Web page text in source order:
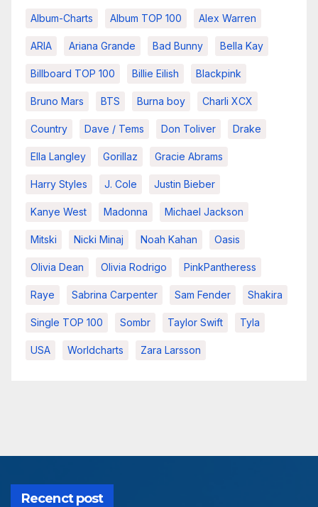
Album-Charts Album TOP 100 Alex Warren
ARIA Ariana Grande Bad Bunny Bella Kay
Billboard TOP 100 Billie Eilish Blackpink
Bruno Mars BTS Burna boy Charli XCX
Country Dave / Tems Don Toliver Drake
Ella Langley Gorillaz Gracie Abrams
Harry Styles J. Cole Justin Bieber
Kanye West Madonna Michael Jackson
Mitski Nicki Minaj Noah Kahan Oasis
Olivia Dean Olivia Rodrigo PinkPantheress
Raye Sabrina Carpenter Sam Fender Shakira
Single TOP 100 Sombr Taylor Swift Tyla
USA Worldcharts Zara Larsson
Recenct post